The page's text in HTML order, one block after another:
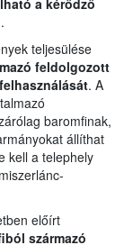
a kérődző
.
teljesülése
feldolgozott
. A
baromfinak,
állíthat
kell a telephely
előírt
származó